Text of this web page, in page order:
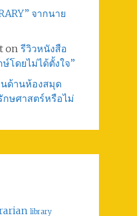
จากนาย
on รีวิวหนังสือ
โดยไม่ได้ตั้งใจ”
ด้านห้องสมุด
กษศาสตร์หรือไม่
library